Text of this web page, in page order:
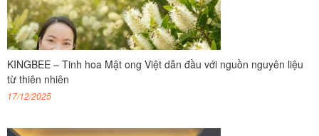
KINGBEE – Tinh hoa Mật ong Việt dẫn đầu với nguồn nguyên liệu
từ thiên nhiên
17/12/2025